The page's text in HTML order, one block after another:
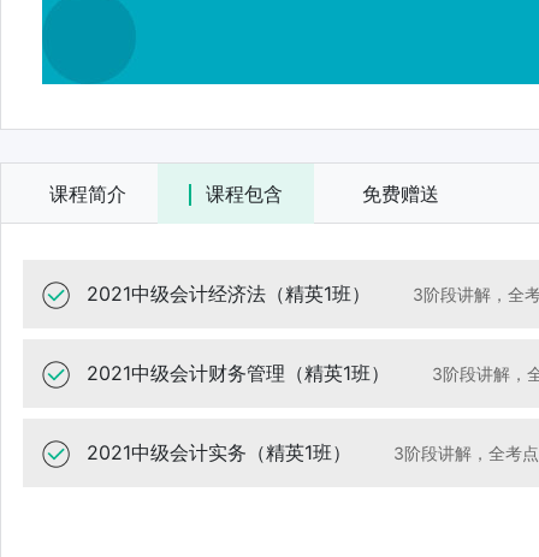
课程简介 课程包含 免费赠送
2021中级会计经济法（精英1班） 3阶段讲解，全
2021中级会计财务管理（精英1班） 3阶段讲解，
2021中级会计实务（精英1班） 3阶段讲解，全考